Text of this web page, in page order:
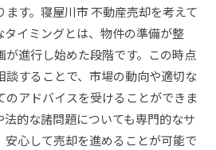
す。寝屋川市 不動産売却を考えて
タイミングとは、物件の準備が整
が進行し始めた段階です。この時点
談することで、市場の動向や適切な
のアドバイスを受けることができま
法的な諸問題についても専門的なサ
安心して売却を進めることが可能で